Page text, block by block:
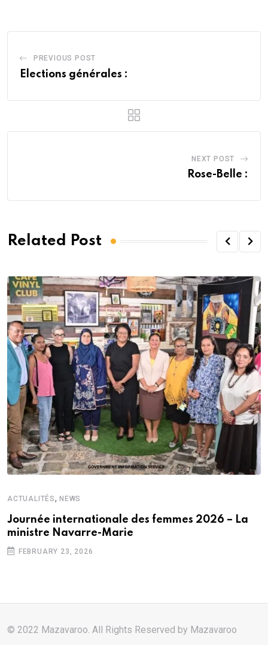
PREVIOUS POST
Elections générales :
NEXT POST
Rose-Belle :
Related Post
ACTUALITÉS, NEWS
Journée internationale des femmes 2026 – La
ministre Navarre-Marie
FEBRUARY 23, 2026
© 2022 Mazavaroo. All Rights Reserved by Mazavaroo